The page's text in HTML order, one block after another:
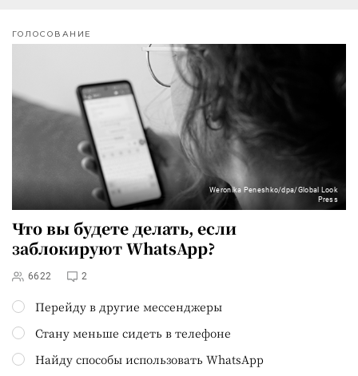
ГОЛОСОВАНИЕ
Weronika Peneshko/dpa/Global Look
Press
Что вы будете делать, если
заблокируют WhatsApp?
6622 2
Перейду в другие мессенджеры
Стану меньше сидеть в телефоне
Найду способы использовать WhatsApp